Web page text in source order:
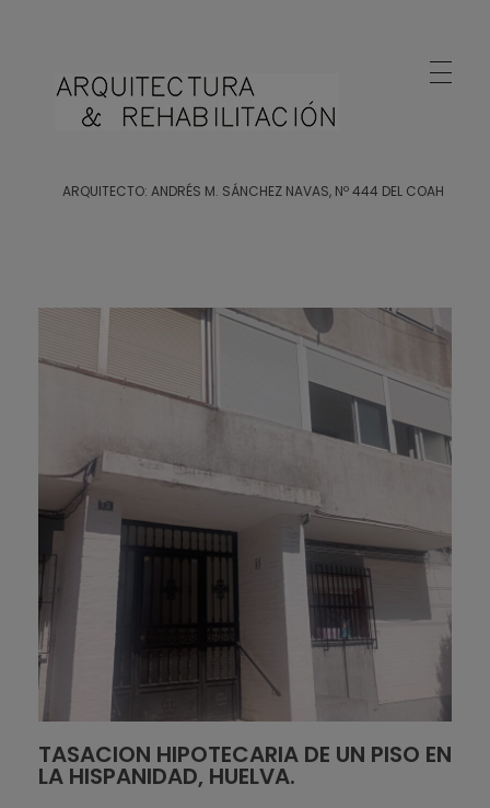
ARQUITECTO: ANDRÉS M. SÁNCHEZ NAVAS, Nº 444 DEL COAH
TASACION HIPOTECARIA DE UN PISO EN
LA HISPANIDAD, HUELVA.